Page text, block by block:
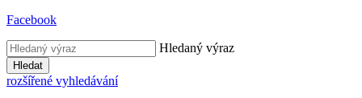
Facebook
Hledaný výraz
Hledat
rozšířené vyhledávání